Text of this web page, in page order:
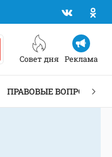
Совет дня Реклама
ПРАВОВЫЕ ВОПРОСЫ